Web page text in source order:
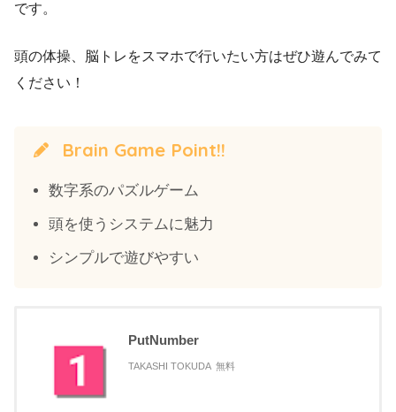
です。
頭の体操、脳トレをスマホで行いたい方はぜひ遊んでみて
ください！
Brain Game Point!!
数字系のパズルゲーム
頭を使うシステムに魅力
シンプルで遊びやすい
PutNumber
TAKASHI TOKUDA 無料